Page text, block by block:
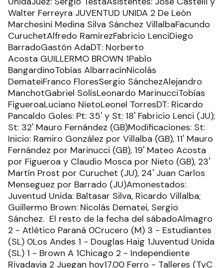
Walter Ferreyra JUVENTUD UNIDA 2 De León
Marchesini Medina Silva Sánchez VillalbaFacundo
CuruchetAlfredo RamírezFabricio LenciDiego
BarradoGastón AdaDT: Norberto
Acosta GUILLERMO BROWN 1Pablo
BangardinoTobías AlbarracínNicolás
DemateiFranco FloresSergio SánchezAlejandro
ManchotGabriel SolísLeonardo MarinucciTobías
FigueroaLuciano NietoLeonel TorresDT: Ricardo
Pancaldo Goles: Pt: 35' y St: 18' Fabricio Lenci (JU);
St: 32' Mauro Fernández (GB)Modificaciones: St:
Inicio: Ramiro González por Villalba (GB), 11' Mauro
Fernández por Marinucci (GB), 19' Mateo Acosta
por Figueroa y Claudio Mosca por Nieto (GB), 23'
Martín Prost por Curuchet (JU), 24' Juan Carlos
Menseguez por Barrado (JU)Amonestados:
Juventud Unida: Baltasar Silva, Ricardo Villalba;
Guillermo Brown: Nicolás Dematei, Sergio
Sánchez. El resto de la fecha del sábadoAlmagro
2 - Atlético Paraná 0Crucero (M) 3 - Estudiantes
(SL) 0Los Andes 1 - Douglas Haig 1Juventud Unida
(SL) 1 - Brown A 1Chicago 2 - Independiente
Rivadavia 2 Juegan hoy17.00 Ferro - Talleres (TyC